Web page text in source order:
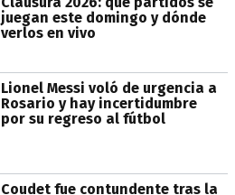
juegan este domingo y dónde
verlos en vivo
Lionel Messi voló de urgencia a
Rosario y hay incertidumbre
por su regreso al fútbol
Coudet fue contundente tras la